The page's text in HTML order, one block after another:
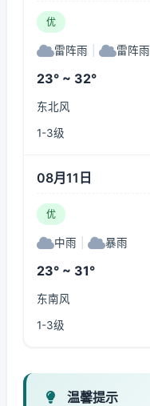
优
雷阵雨 雷阵雨
23° ~ 32°
东北风
1-3级
08月11日
优
中雨 暴雨
23° ~ 31°
东南风
1-3级
温馨提示